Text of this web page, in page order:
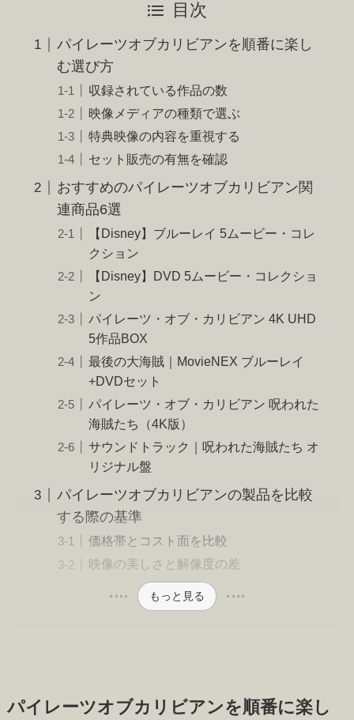
目次
パイレーツオブカリビアンを順番に楽し
む選び方
収録されている作品の数
映像メディアの種類で選ぶ
特典映像の内容を重視する
セット販売の有無を確認
おすすめのパイレーツオブカリビアン関
連商品6選
【Disney】ブルーレイ 5ムービー・コレ
クション
【Disney】DVD 5ムービー・コレクショ
ン
パイレーツ・オブ・カリビアン 4K UHD
5作品BOX
最後の大海賊｜MovieNEX ブルーレイ
+DVDセット
パイレーツ・オブ・カリビアン 呪われた
海賊たち（4K版）
サウンドトラック｜呪われた海賊たち オ
リジナル盤
パイレーツオブカリビアンの製品を比較
する際の基準
価格帯とコスト面を比較
映像の美しさと解像度の差
もっと見る
パイレーツオブカリビアンを順番に楽し